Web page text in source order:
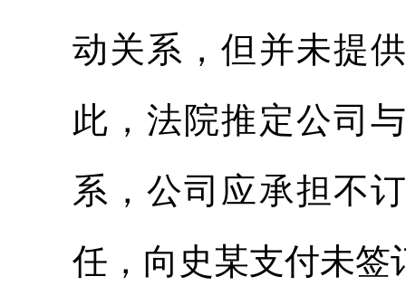
动关系，但并未提
此，法院推定公司
系，公司应承担不
任，向史某支付未签